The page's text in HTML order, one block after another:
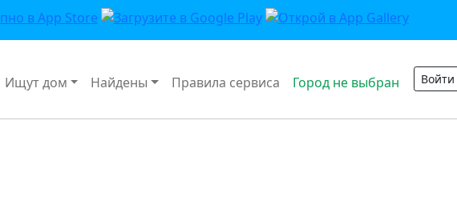
Ищут дом Найдены Правила сервиса Город не выбран Войти